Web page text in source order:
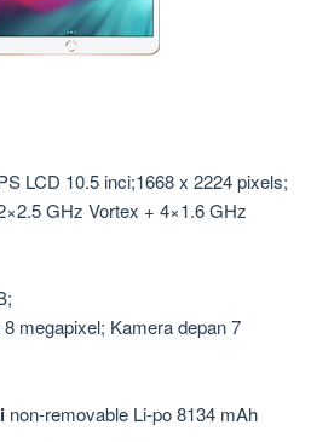
LCD 10.5 inci;1668 x 2224 pixels;
GHz Vortex + 4×1.6 GHz
megapixel; Kamera depan 7
non-removable Li-po 8134 mAh